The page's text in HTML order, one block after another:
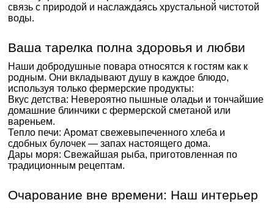
связь с природой и наслаждаясь хрустальной чистотой
воды.
Ваша тарелка полна здоровья и любви
Наши добродушные повара относятся к гостям как к
родным. Они вкладывают душу в каждое блюдо,
используя только фермерские продукты:
Вкус детства: Невероятно пышные оладьи и тончайшие
домашние блинчики с фермерской сметаной или
вареньем.
Тепло печи: Аромат свежевыпеченного хлеба и
сдобных булочек — запах настоящего дома.
Дары моря: Свежайшая рыба, приготовленная по
традиционным рецептам.
Очарование вне времени: Наш интерьер